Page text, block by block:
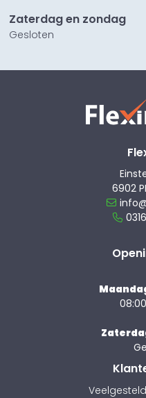
Zaterdag en zondag
Gesloten
6902